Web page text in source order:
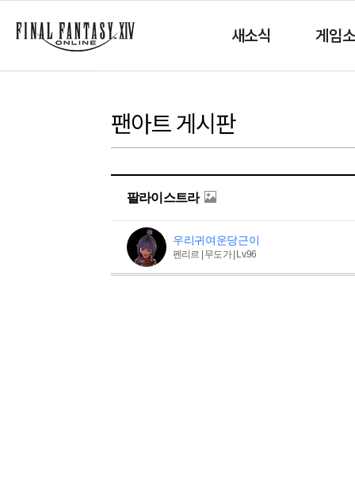
새소식 게임
팬아트 게시판
팔라이스트라
우리귀여운당근이
펜리르 | 무도가 | Lv.96